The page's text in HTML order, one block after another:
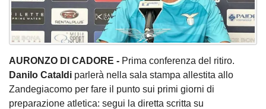
AURONZO DI CADORE - Prima conferenza del ritiro.
Danilo Cataldi parlerà nella sala stampa allestita allo
Zandegiacomo per fare il punto sui primi giorni di
preparazione atletica: segui la diretta scritta su